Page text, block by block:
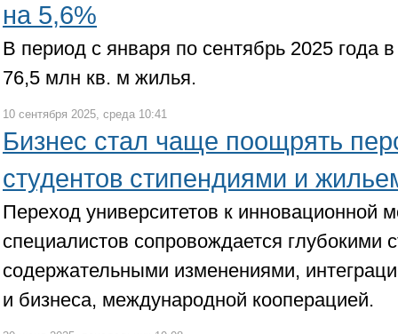
на 5,6%
В период с января по сентябрь 2025 года
76,5 млн кв. м жилья.
10 сентября 2025, среда 10:41
Бизнес стал чаще поощрять
студентов стипендиями и
Переход университетов к инновационной
специалистов сопровождается глубокими
содержательными изменениями,
и бизнеса, международной кооперацией.